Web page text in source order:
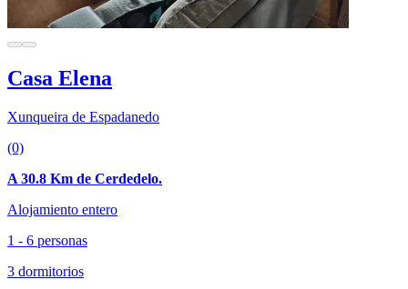
Casa Elena
Xunqueira de Espadanedo
(0)
A 30.8 Km de Cerdedelo.
Alojamiento entero
1 - 6 personas
3 dormitorios